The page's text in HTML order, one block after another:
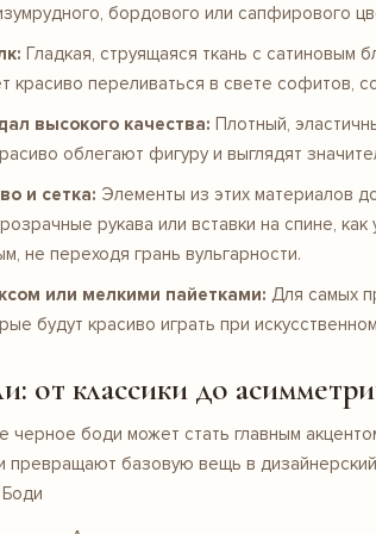
бордового или сапфирового
Гладкая, струящаяся ткань с сатиновым
красиво переливаться в свете софитов,
высокого качества: Плотный,
облегают фигуру и выглядят
и сетка: Элементы из этих материалов
рукава или вставки на спине, как
не переходя грань вульгарности.
или мелкими пайетками: Для самых
будут красиво играть при
от классики до
боди может стать главным
превращают базовую вещь в
Боди